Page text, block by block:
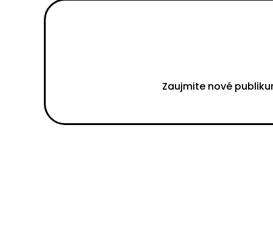
Zaujmite nové